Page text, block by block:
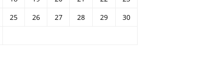
25 26 27 28 29
30